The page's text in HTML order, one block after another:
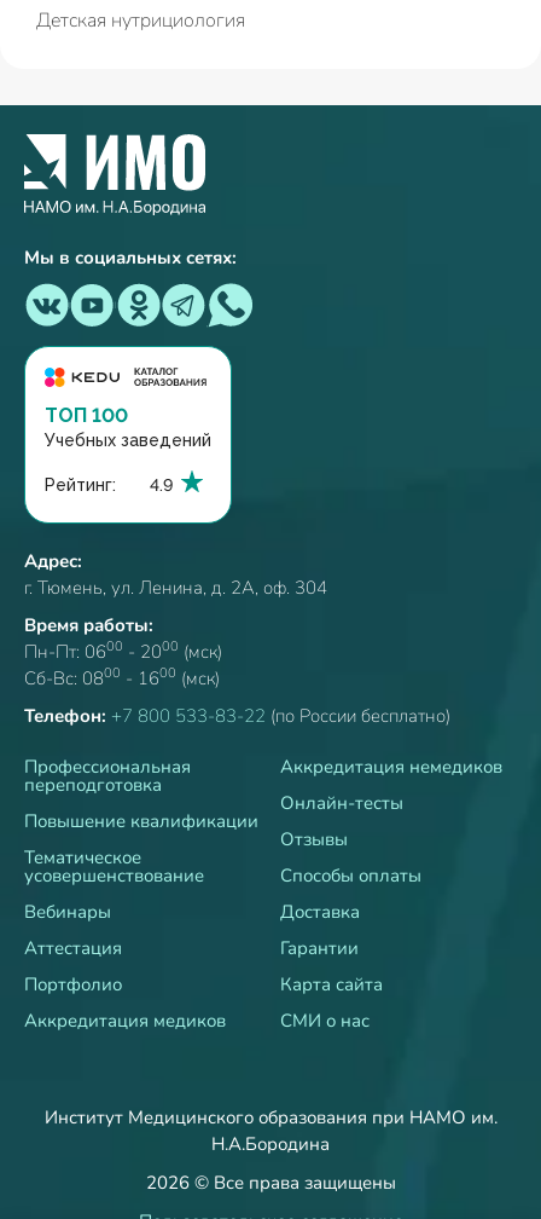
Детская нутрициология
Мы в социальных сетях:
ТОП 100
Учебных заведений
Рейтинг: 4.9
Адрес:
г. Тюмень, ул. Ленина, д. 2А, оф. 304
Время работы:
Пн-Пт: 0600 - 2000 (мск)
Сб-Вс: 0800 - 1600 (мск)
Телефон: +7 800 533-83-22 (по России бесплатно)
Профессиональная
переподготовка
Повышение квалификации
Тематическое
усовершенствование
Вебинары
Аттестация
Портфолио
Аккредитация медиков
Аккредитация немедиков
Онлайн-тесты
Отзывы
Способы оплаты
Доставка
Гарантии
Карта сайта
СМИ о нас
Институт Медицинского образования при НАМО им.
Н.А.Бородина
2026 © Все права защищены